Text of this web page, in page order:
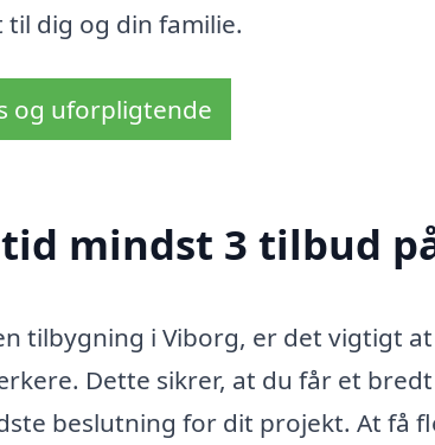
dig og din familie.
og uforpligtende
mindst 3 tilbud
tilbygning i Viborg, er det vigtigt
Dette sikrer, at du får et
beslutning for dit projekt. At få